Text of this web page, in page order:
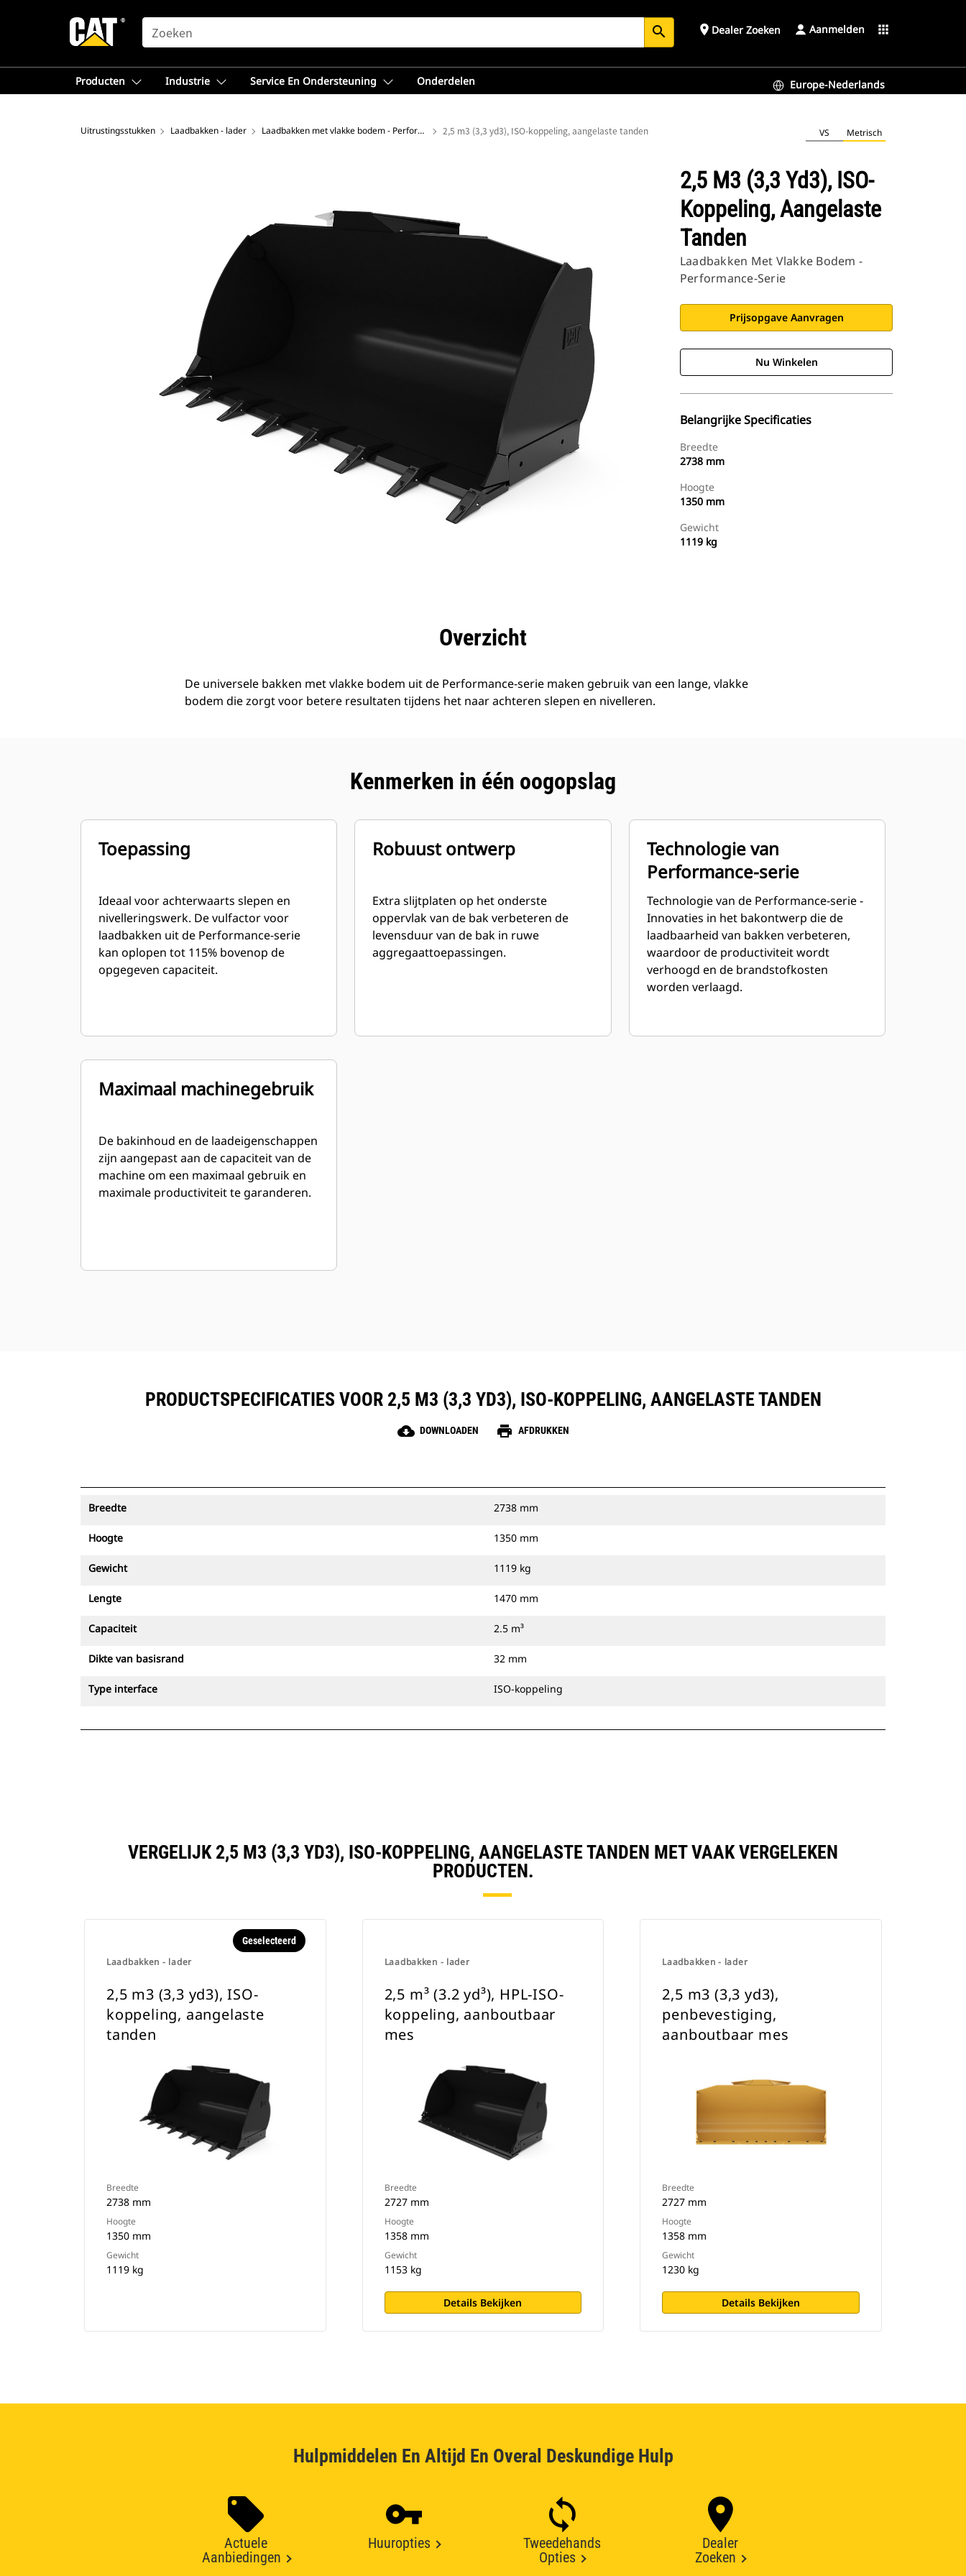
SEARCH search place Dealer Zoeken Aanmelden apps
Producten Industrie Service En Ondersteuning Onderdelen Europe-Nederlands
Uitrustingsstukken Laadbakken - lader Laadbakken met vlakke bodem - Performance-serie 2,5 m3 (3,3 yd3), ISO-koppeling, aangelaste tanden VS Metrisch
2,5 M3 (3,3 Yd3), ISO-
Koppeling, Aangelaste
Tanden
Laadbakken Met Vlakke Bodem -
Performance-Serie
Prijsopgave Aanvragen
Nu Winkelen
Belangrijke Specificaties
Breedte
2738 mm
Hoogte
1350 mm
Gewicht
1119 kg
Overzicht
De universele bakken met vlakke bodem uit de Performance-serie maken gebruik van een lange, vlakke
bodem die zorgt voor betere resultaten tijdens het naar achteren slepen en nivelleren.
Kenmerken in één oogopslag
Toepassing
Ideaal voor achterwaarts slepen en
nivelleringswerk. De vulfactor voor
laadbakken uit de Performance-serie
kan oplopen tot 115% bovenop de
opgegeven capaciteit.
Robuust ontwerp
Extra slijtplaten op het onderste
oppervlak van de bak verbeteren de
levensduur van de bak in ruwe
aggregaattoepassingen.
Technologie van
Performance-serie
Technologie van de Performance-serie -
Innovaties in het bakontwerp die de
laadbaarheid van bakken verbeteren,
waardoor de productiviteit wordt
verhoogd en de brandstofkosten
worden verlaagd.
Maximaal machinegebruik
De bakinhoud en de laadeigenschappen
zijn aangepast aan de capaciteit van de
machine om een maximaal gebruik en
maximale productiviteit te garanderen.
PRODUCTSPECIFICATIES VOOR 2,5 M3 (3,3 YD3), ISO-KOPPELING, AANGELASTE TANDEN
cloud_download DOWNLOADEN print AFDRUKKEN
Breedte 2738 mm
Hoogte 1350 mm
Gewicht 1119 kg
Lengte 1470 mm
Capaciteit 2.5 m³
Dikte van basisrand 32 mm
Type interface ISO-koppeling
VERGELIJK 2,5 M3 (3,3 YD3), ISO-KOPPELING, AANGELASTE TANDEN MET VAAK VERGELEKEN
PRODUCTEN.
Laadbakken - lader
Geselecteerd
2,5 m3 (3,3 yd3), ISO-
koppeling, aangelaste
tanden
Breedte
2738 mm
Hoogte
1350 mm
Gewicht
1119 kg
Laadbakken - lader
2,5 m³ (3.2 yd³), HPL-ISO-
koppeling, aanboutbaar
mes
Breedte
2727 mm
Hoogte
1358 mm
Gewicht
1153 kg
Details Bekijken
Laadbakken - lader
2,5 m3 (3,3 yd3),
penbevestiging,
aanboutbaar mes
Breedte
2727 mm
Hoogte
1358 mm
Gewicht
1230 kg
Details Bekijken
Hulpmiddelen En Altijd En Overal Deskundige Hulp
Actuele
Aanbiedingen
Huuropties
Tweedehands
Opties
Dealer
Zoeken